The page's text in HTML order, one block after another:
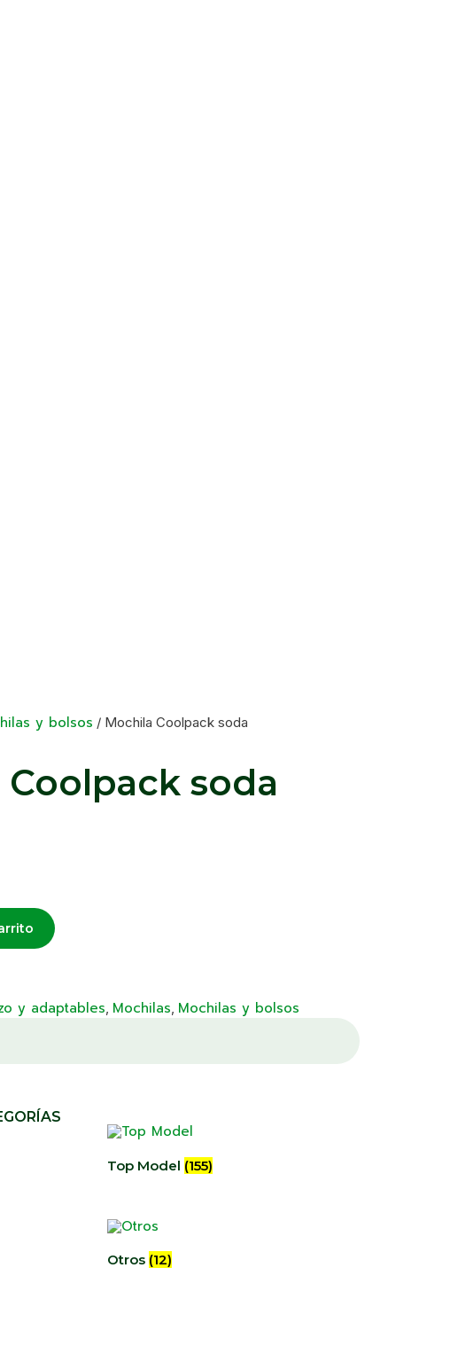
y bolsos / Mochila Coolpack soda
soda
y adaptables, Mochilas, Mochilas y bolsos
Top Model (155)
Otros (12)